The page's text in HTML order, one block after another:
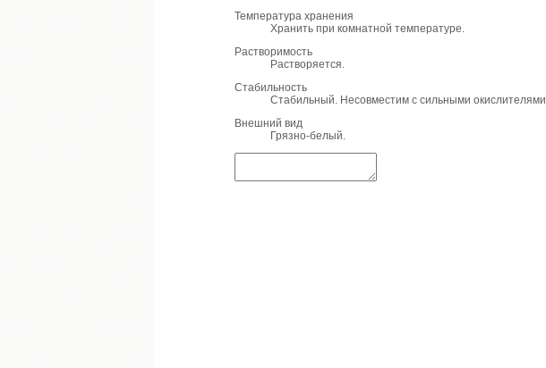
Температура хранения
Хранить при комнатной температуре.
Растворимость
Растворяется.
Стабильность
Стабильный. Несовместим с сильными окислителями.
Внешний вид
Грязно-белый.